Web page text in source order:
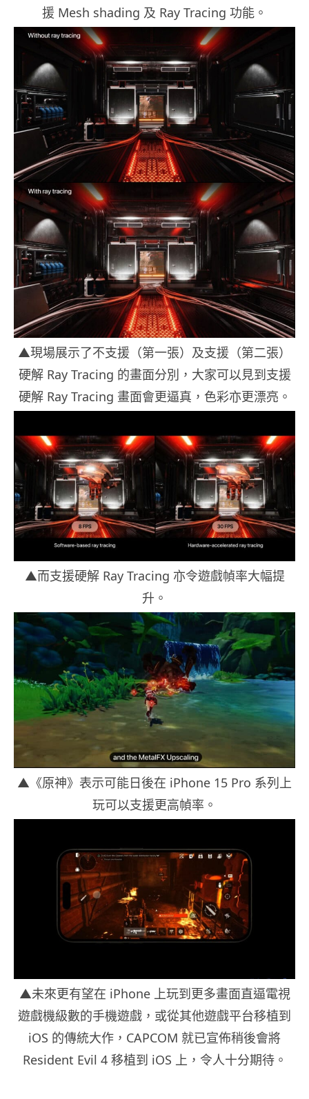
援 Mesh shading 及 Ray Tracing 功能。
▲現場展示了不支援（第一張）及支援（第二張）
硬解 Ray Tracing 的畫面分別，大家可以見到支援
硬解 Ray Tracing 畫面會更逼真，色彩亦更漂亮。
▲而支援硬解 Ray Tracing 亦令遊戲幀率大幅提
升。
▲《原神》表示可能日後在 iPhone 15 Pro 系列上
玩可以支援更高幀率。
▲未來更有望在 iPhone 上玩到更多畫面直逼電視
遊戲機級數的手機遊戲，或從其他遊戲平台移植到
iOS 的傳統大作，CAPCOM 就已宣佈稍後會將
Resident Evil 4 移植到 iOS 上，令人十分期待。